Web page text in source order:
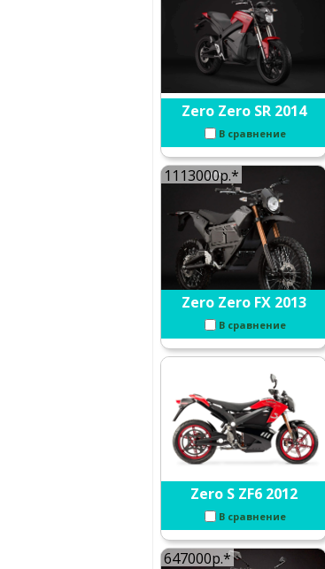
Zero Zero SR 2014
В сравнение
1113000р.*
Zero Zero FX 2013
В сравнение
Zero S ZF6 2012
В сравнение
647000р.*